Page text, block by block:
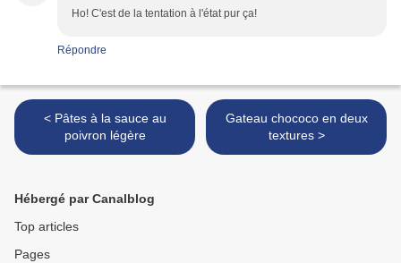
Ho! C'est de la tentation à l'état pur ça!
Répondre
< Pâtes à la sauce au
poivron légère
Gateau chococo en deux
textures >
Hébergé par Canalblog
Top articles
Pages